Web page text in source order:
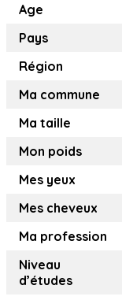
Age
Pays
Région
Ma commune
Ma taille
Mon poids
Mes yeux
Mes cheveux
Ma profession
Niveau
d’études